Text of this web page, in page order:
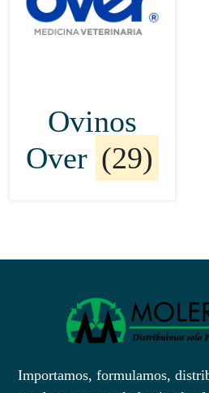
Ovinos
Over (29)
Importamos, formulamos,